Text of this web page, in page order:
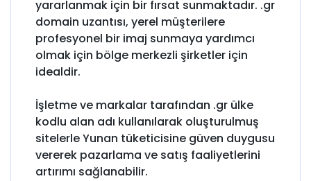
yararlanmak için bir fırsat sunmaktadır. .gr
domain uzantısı, yerel müşterilere
profesyonel bir imaj sunmaya yardımcı
olmak için bölge merkezli şirketler için
idealdir.
İşletme ve markalar tarafından .gr ülke
kodlu alan adı kullanılarak oluşturulmuş
sitelerle Yunan tüketicisine güven duygusu
vererek pazarlama ve satış faaliyetlerini
artırımı sağlanabilir.